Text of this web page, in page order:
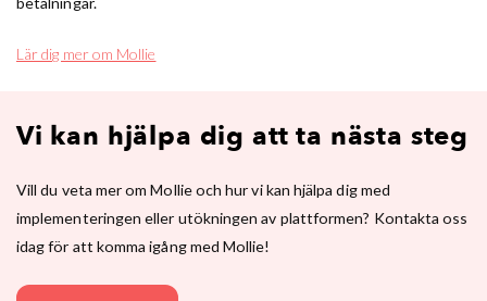
Lär dig mer om Mollie
Vi kan hjälpa dig att ta nästa steg
Vill du veta mer om Mollie och hur vi kan hjälpa dig med
implementeringen eller utökningen av plattformen? Kontakta oss
idag för att komma igång med Mollie!